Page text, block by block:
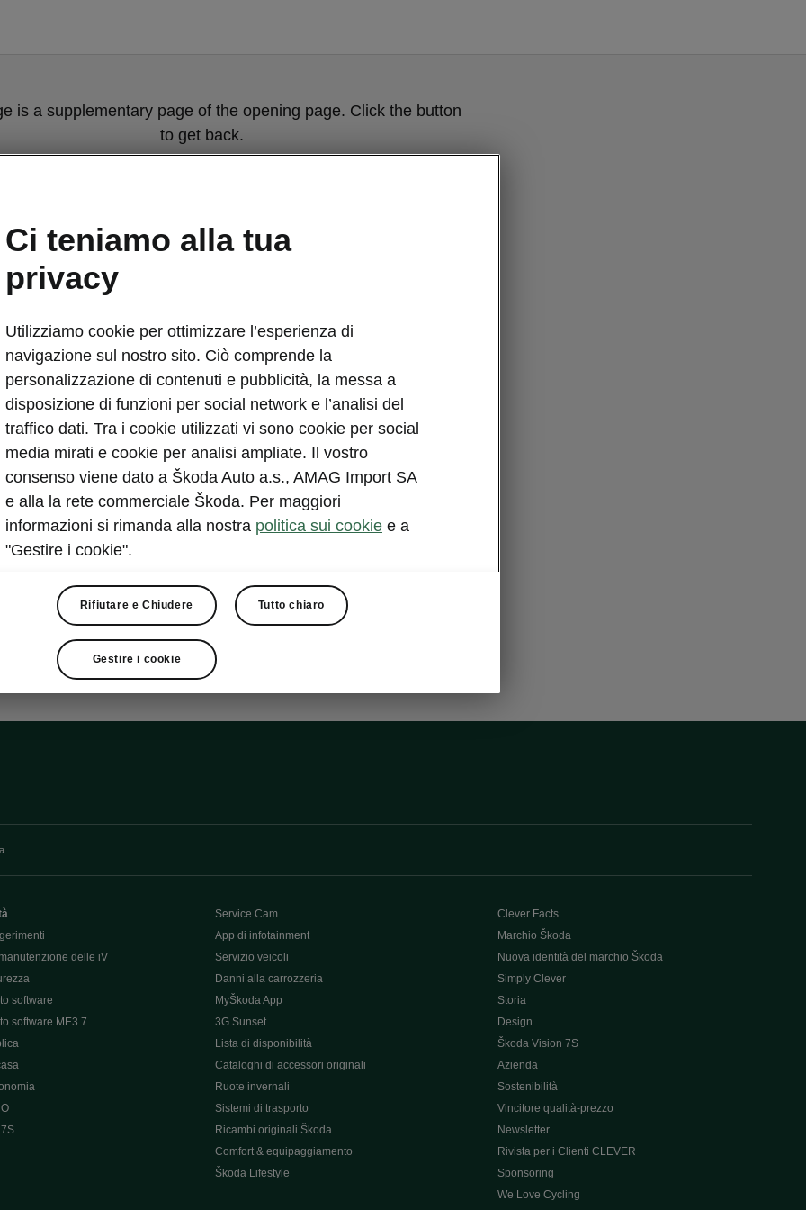
is a supplementary page of the opening page. Click the button
to get back.
13'' Plus
da 13 pollici del sistema di infotainment
per display
delle iV
software
software ME3.7
Service Cam
App di infotainment
Servizio veicoli
Danni alla carrozzeria
MyŠkoda App
3G Sunset
Lista di disponibilità
Cataloghi di accessori originali
Ruote invernali
Sistemi di trasporto
Ricambi originali Škoda
Comfort & equipaggiamento
Škoda Lifestyle
Clever Facts
Marchio Škoda
Nuova identità del marchio Škoda
Simply Clever
Storia
Design
Škoda Vision 7S
Azienda
Sostenibilità
Vincitore qualità-prezzo
Newsletter
Rivista per i Clienti CLEVER
Sponsoring
We Love Cycling
Ci teniamo alla tua
privacy
Utilizziamo cookie per ottimizzare l’esperienza di
navigazione sul nostro sito. Ciò comprende la
personalizzazione di contenuti e pubblicità, la messa a
disposizione di funzioni per social network e l’analisi del
traffico dati. Tra i cookie utilizzati vi sono cookie per social
media mirati e cookie per analisi ampliate. Il vostro
consenso viene dato a Škoda Auto a.s., AMAG Import SA
e alla la rete commerciale Škoda. Per maggiori
informazioni si rimanda alla nostra politica sui cookie e a
"Gestire i cookie".
Rifiutare e Chiudere Tutto chiaro
Gestire i cookie